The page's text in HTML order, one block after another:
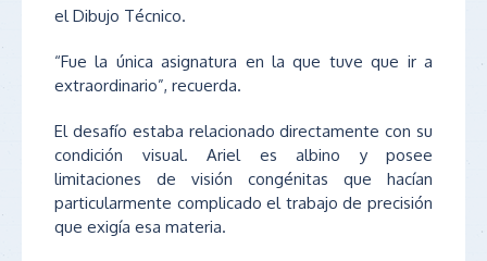
el Dibujo Técnico.
“Fue la única asignatura en la que tuve que ir a
extraordinario”, recuerda.
El desafío estaba relacionado directamente con su
condición visual. Ariel es albino y posee
limitaciones de visión congénitas que hacían
particularmente complicado el trabajo de precisión
que exigía esa materia.